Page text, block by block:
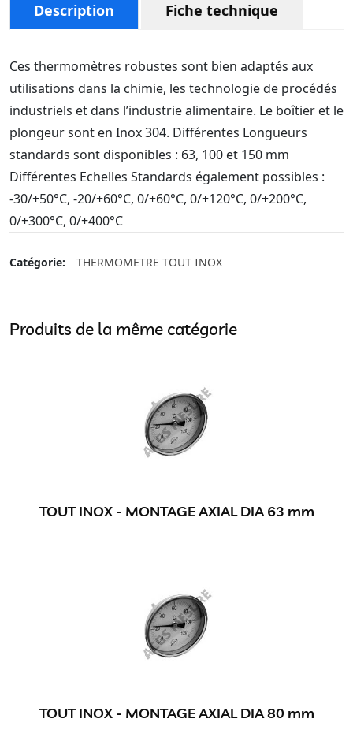
Description Fiche technique
Ces thermomètres robustes sont bien adaptés aux
utilisations dans la chimie, les technologie de procédés
industriels et dans l’industrie alimentaire. Le boîtier et le
plongeur sont en Inox 304. Différentes Longueurs
standards sont disponibles : 63, 100 et 150 mm
Différentes Echelles Standards également possibles :
-30/+50°C, -20/+60°C, 0/+60°C, 0/+120°C, 0/+200°C,
0/+300°C, 0/+400°C
Catégorie: THERMOMETRE TOUT INOX
Produits de la même catégorie
TOUT INOX - MONTAGE AXIAL DIA 63 mm
TOUT INOX - MONTAGE AXIAL DIA 80 mm